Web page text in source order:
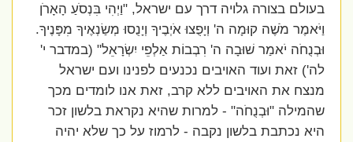
בעולם בצורה גלויה דרך עם ישראל, "וַיְהִי בִּנְסֹעַ הָאָרֹן
וַיֹּאמֶר מֹשֶׁה קוּמָה ה' וְיָפֻצוּ אֹיְבֶיךָ וְיָנֻסוּ מְשַׂנְאֶיךָ מִפָּנֶיךָ.
וּבְנֻחֹה יֹאמַר שׁוּבָה ה' רִבְבוֹת אַלְפֵי יִשְׂרָאֵל" (במדבר י'
לה') זאת ועוד האויבים נכנעים לפנינו ועם ישראל
מנצח את האויבים ללא קרב, זאת אנו לומדים מכך
שהמילה "וּבְנֻחֹה" - למרות שהיא נקראת בלשון זכר
היא נכתבת בלשון נקבה - לרמוז על כך שלא יהיה